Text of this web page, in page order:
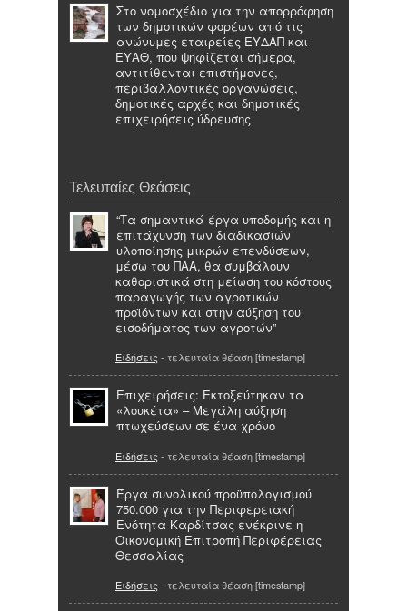
Στο νομοσχέδιο για την απορρόφηση
των δημοτικών φορέων από τις
ανώνυμες εταιρείες ΕΥΔΑΠ και
ΕΥΑΘ, που ψηφίζεται σήμερα,
αντιτίθενται επιστήμονες,
περιβαλλοντικές οργανώσεις,
δημοτικές αρχές και δημοτικές
επιχειρήσεις ύδρευσης
Τελευταίες Θεάσεις
“Τα σημαντικά έργα υποδομής και η
επιτάχυνση των διαδικασιών
υλοποίησης μικρών επενδύσεων,
μέσω του ΠΑΑ, θα συμβάλουν
καθοριστικά στη μείωση του κόστους
παραγωγής των αγροτικών
προϊόντων και στην αύξηση του
εισοδήματος των αγροτών”
Ειδήσεις - τελευταία θέαση [timestamp]
Επιχειρήσεις: Εκτοξεύτηκαν τα
«λουκέτα» – Μεγάλη αύξηση
πτωχεύσεων σε ένα χρόνο
Ειδήσεις - τελευταία θέαση [timestamp]
Έργα συνολικού προϋπολογισμού
750.000 για την Περιφερειακή
Ενότητα Καρδίτσας ενέκρινε η
Οικονομική Επιτροπή Περιφέρειας
Θεσσαλίας
Ειδήσεις - τελευταία θέαση [timestamp]